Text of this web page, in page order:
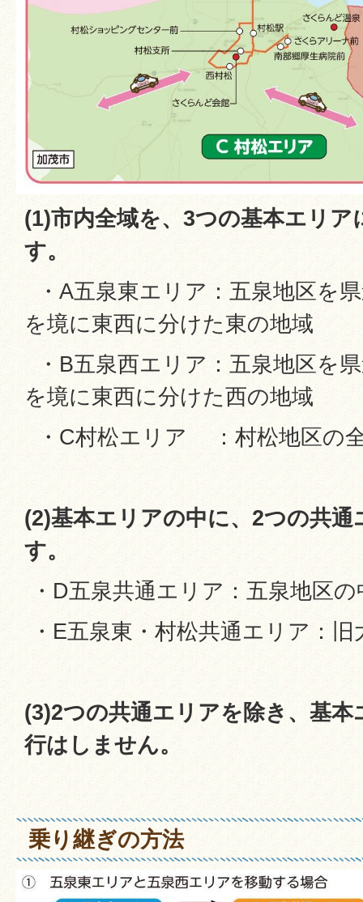
(1)市内全域を、3つの基本エリア
す。
・A五泉東エリア：五泉地区を
を境に東西に分けた東の地域
・B五泉西エリア：五泉地区を
を境に東西に分けた西の地域
・C村松エリア ：村松地区の
(2)基本エリアの中に、2つの共
す。
・D五泉共通エリア：五泉地区
・E五泉東・村松共通エリア：旧
(3)2つの共通エリアを除き、基
行はしません。
乗り継ぎの方法